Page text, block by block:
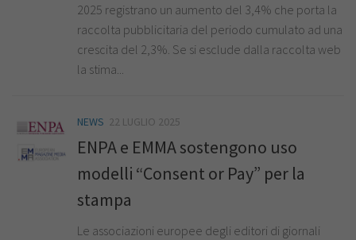
2025 registrano un aumento del 3,4% che porta la
raccolta pubblicitaria del periodo cumulato ad una
crescita del 2,3%. Se si esclude dalla raccolta web
la stima...
NEWS 22 LUGLIO 2025
ENPA e EMMA sostengono uso
modelli “Consent or Pay” per la
stampa
Le associazioni europee degli editori di giornali